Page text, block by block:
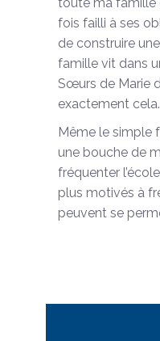
fois failli à ses
de construire
famille vit dans
Sœurs de Marie
exactement cela.
Même le simple
une bouche de
fréquenter
plus motivés à
peuvent se